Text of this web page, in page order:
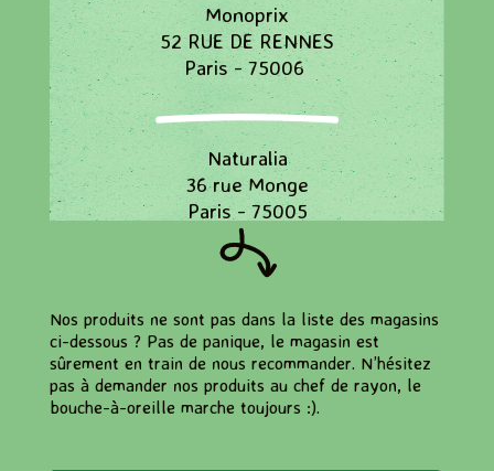
Monoprix
52 RUE DE RENNES
Paris - 75006
Naturalia
36 rue Monge
Paris - 75005
78, Boulevard Saint Michel
Paris - 75006
Nos produits ne sont pas dans la liste des magasins
ci-dessous ? Pas de panique, le magasin est
sûrement en train de nous recommander. N’hésitez
pas à demander nos produits au chef de rayon, le
bouche-à-oreille marche toujours :).